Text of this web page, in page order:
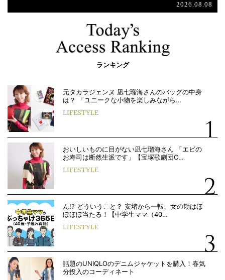
2026.08.08
ランキング
元タカラジェンヌ 凪七瑠海さんのバッグの中身
は？ 「ユニークな小物を楽しみながら…
LIFESTYLE
おいしいものに目がない凪七瑠海さん 「エビの
お寿司は断然生派です」【宝塚歌劇団O…
LIFESTYLE
ん!? どういうこと？ 安堵から一転、女の勘はほ
ぼほぼ当たる！【中学生ママ（40…
LIFESTYLE
話題のUNIQLOのデニムジャケットを購入！春気
分投入のコーディネート